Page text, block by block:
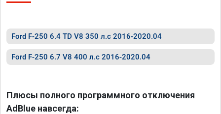
Ford F-250 6.4 TD V8 350 л.с 2016-2020.04
Ford F-250 6.7 V8 400 л.с 2016-2020.04
Плюсы полного программного отключения
AdBlue навсегда: